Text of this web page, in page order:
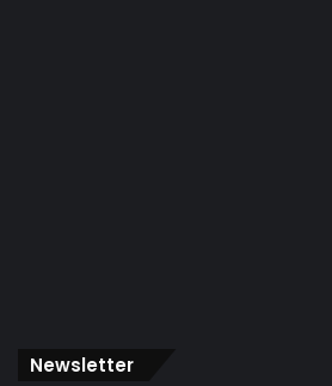
Newsletter